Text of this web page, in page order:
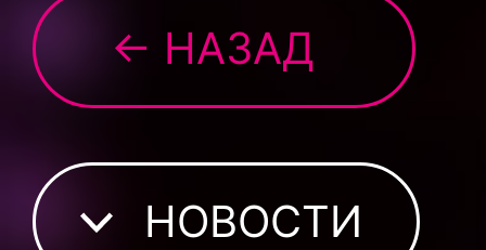
← НАЗАД
НОВОСТИ